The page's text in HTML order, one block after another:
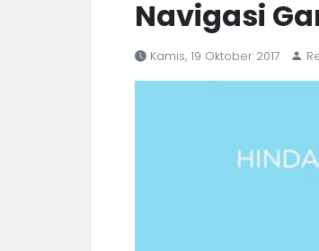
Navigasi
Kamis, 19 Oktober 2017